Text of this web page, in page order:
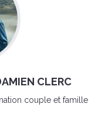
CLERC
couple et famille